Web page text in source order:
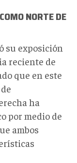
NORTE DE
su exposición
reciente de
que en este
ha
por medio de
ambos